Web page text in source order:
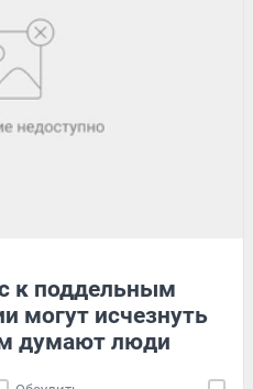
к поддельным
могут исчезнуть
думают люди